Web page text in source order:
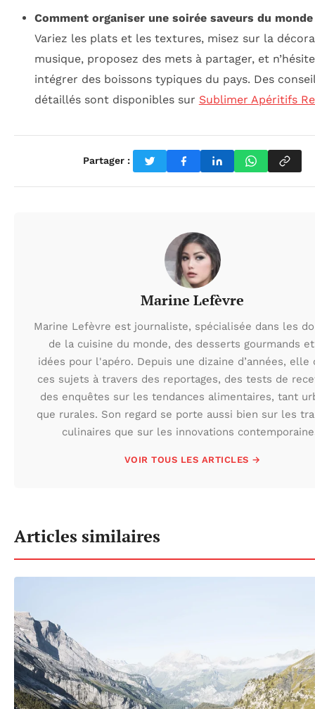
Comment organiser une soirée saveurs du
Variez les plats et les textures, misez sur la
musique, proposez des mets à partager, et
intégrer des boissons typiques du pays. Des
détaillés sont disponibles sur Sublimer Apéritifs
Partager :
Marine Lefèvre
Marine Lefèvre est journaliste, spécialisée dans les
de la cuisine du monde, des desserts gourmands
idées pour l'apéro. Depuis une dizaine d’années, elle
ces sujets à travers des reportages, des tests de
des enquêtes sur les tendances alimentaires, tant
que rurales. Son regard se porte aussi bien sur les
culinaires que sur les innovations
VOIR TOUS LES ARTICLES →
Articles similaires